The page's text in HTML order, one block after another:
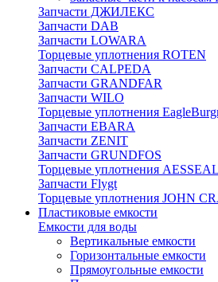
Запчасти ДЖИЛЕКС
Запчасти DAB
Запчасти LOWARA
Торцевые уплотнения ROTEN
Запчасти CALPEDA
Запчасти GRANDFAR
Запчасти WILO
Торцевые уплотнения
Запчасти EBARA
Запчасти ZENIT
Запчасти GRUNDFOS
Торцевые уплотнения AESSEAL
Запчасти Flygt
Торцевые уплотнения JOHN
Пластиковые емкости
Емкости для воды
Вертикальные емкости
Горизонтальные емкости
Прямоугольные емкости